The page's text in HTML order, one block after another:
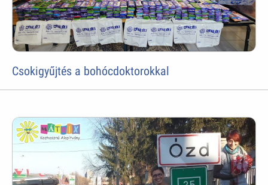
Csokigyűjtés a bohócdoktorokkal